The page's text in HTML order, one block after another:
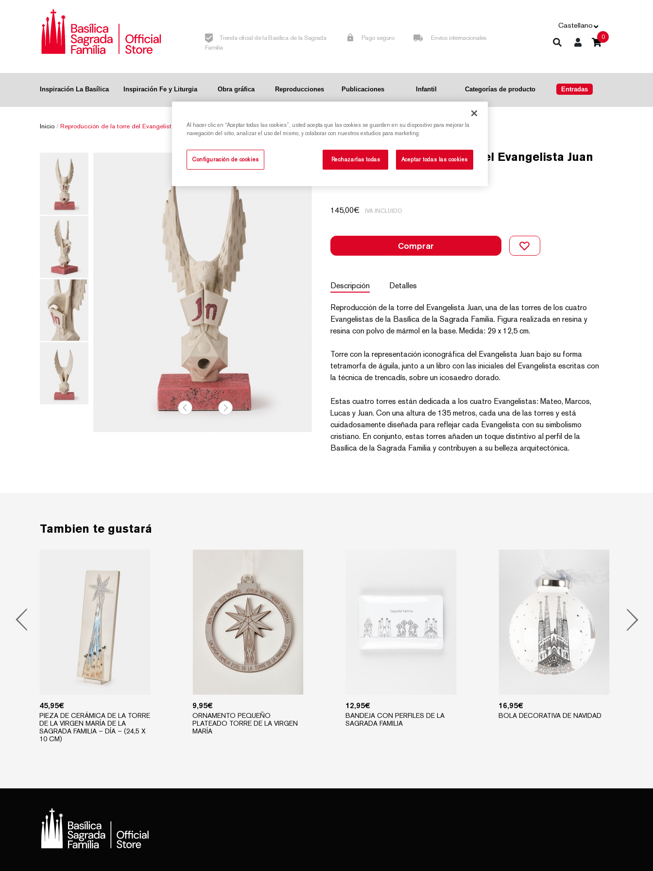
Tienda oficial de la Basílica de la Sagrada
Familia
Pago seguro Envíos internacionales
Castellano
0
Inspiración La Basílica Inspiración Fe y Liturgia Obra gráfica Reproducciones Publicaciones Infantil Categorías de producto Entradas
Inicio / Reproducción de la torre del Evangelista Juan de la Sagrada Familia
Reproducción de la torre del Evangelista Juan
de la Sagrada Familia
145,00€ IVA INCLUIDO
Comprar
Descripción Detalles
Reproducción de la torre del Evangelista Juan, una de las torres de los cuatro
Evangelistas de la Basílica de la Sagrada Familia. Figura realizada en resina y
resina con polvo de mármol en la base. Medida: 29 x 12,5 cm.
Torre con la representación iconográfica del Evangelista Juan bajo su forma
tetramorfa de águila, junto a un libro con las iniciales del Evangelista escritas con
la técnica de trencadís, sobre un icosaedro dorado.
Estas cuatro torres están dedicada a los cuatro Evangelistas: Mateo, Marcos,
Lucas y Juan. Con una altura de 135 metros, cada una de las torres y está
cuidadosamente diseñada para reflejar cada Evangelista con su simbolismo
cristiano. En conjunto, estas torres añaden un toque distintivo al perfil de la
Basílica de la Sagrada Familia y contribuyen a su belleza arquitectónica.
Tambien te gustará
45,95€
PIEZA DE CERÁMICA DE LA TORRE
DE LA VIRGEN MARÍA DE LA
SAGRADA FAMILIA – DÍA – (24,5 X
10 CM)
9,95€
ORNAMENTO PEQUEÑO
PLATEADO TORRE DE LA VIRGEN
MARÍA
12,95€
BANDEJA CON PERFILES DE LA
SAGRADA FAMILIA
16,95€
BOLA DECORATIVA DE NAVIDAD
Al hacer clic en “Aceptar todas las cookies”, usted acepta que las cookies se guarden en su dispositivo para mejorar la
navegación del sitio, analizar el uso del mismo, y colaborar con nuestros estudios para marketing.
Configuración de cookies Rechazarlas todas Aceptar todas las cookies